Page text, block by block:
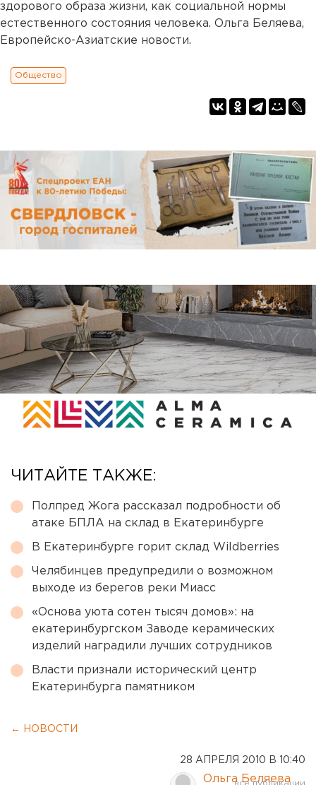
здорового образа жизни, как социальной нормы
естественного состояния человека. Ольга Беляева,
Европейско-Азиатские новости.
Общество
ЧИТАЙТЕ ТАКЖЕ:
Полпред Жога рассказал подробности об
атаке БПЛА на склад в Екатеринбурге
В Екатеринбурге горит склад Wildberries
Челябинцев предупредили о возможном
выходе из берегов реки Миасс
«Основа уюта сотен тысяч домов»: на
екатеринбургском Заводе керамических
изделий наградили лучших сотрудников
Власти признали исторический центр
Екатеринбурга памятником
← НОВОСТИ
28 АПРЕЛЯ 2010 В 10:40
Ольга Беляева